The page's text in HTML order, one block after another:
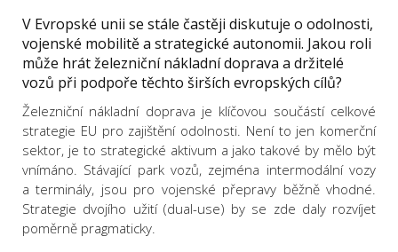
V Evropské unii se stále častěji diskutuje o odolnosti,
vojenské mobilitě a strategické autonomii. Jakou roli
může hrát železniční nákladní doprava a držitelé
vozů při podpoře těchto širších evropských cílů?
Železniční nákladní doprava je klíčovou součástí celkové
strategie EU pro zajištění odolnosti. Není to jen komerční
sektor, je to strategické aktivum a jako takové by mělo být
vnímáno. Stávající park vozů, zejména intermodální vozy
a terminály, jsou pro vojenské přepravy běžně vhodné.
Strategie dvojího užití (dual-use) by se zde daly rozvíjet
poměrně pragmaticky.